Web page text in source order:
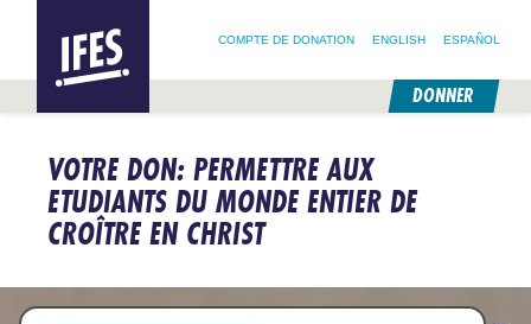
CONTENU
PRINCIPAL
COMPTE DE DONATION ENGLISH ESPAÑOL
INTERNATIONAL
FELLOWSHIP
EVANGELICAL
DONNER
VOTRE DON: PERMETTRE AUX
ETUDIANTS DU MONDE ENTIER DE
CROÎTRE EN CHRIST